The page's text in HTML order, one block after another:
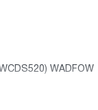
WADFOW